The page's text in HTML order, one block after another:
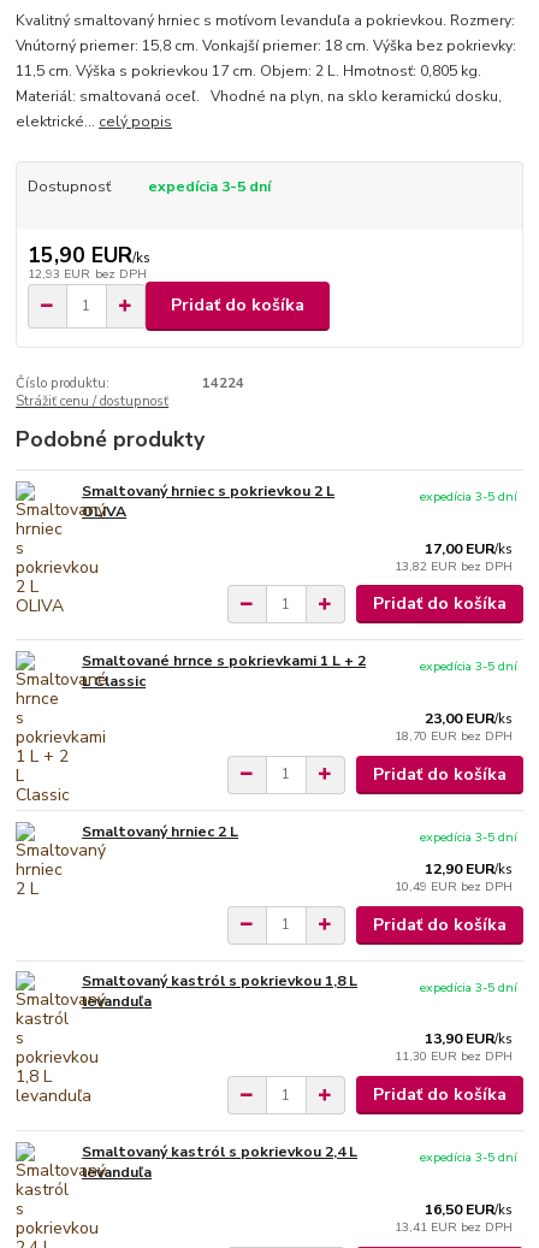
Kvalitný smaltovaný hrniec s motívom levanduľa a pokrievkou. Rozmery:
Vnútorný priemer: 15,8 cm. Vonkajší priemer: 18 cm. Výška bez pokrievky:
11,5 cm. Výška s pokrievkou 17 cm. Objem: 2 L. Hmotnosť: 0,805 kg.
Materiál: smaltovaná oceľ. Vhodné na plyn, na sklo keramickú dosku,
elektrické... celý popis
Dostupnosť expedícia 3-5 dní
15,90 EUR/ks
12,93 EUR bez DPH
Pridať do košíka
Číslo produktu:
14224
Strážiť cenu / dostupnosť
Podobné produkty
Smaltovaný hrniec s pokrievkou 2 L
OLIVA
17,00 EUR/ks
13,82 EUR bez DPH
expedícia 3-5 dní
Pridať do košíka
Smaltované hrnce s pokrievkami 1 L + 2
L Classic
23,00 EUR/ks
18,70 EUR bez DPH
expedícia 3-5 dní
Pridať do košíka
Smaltovaný hrniec 2 L
12,90 EUR/ks
10,49 EUR bez DPH
expedícia 3-5 dní
Pridať do košíka
Smaltovaný kastról s pokrievkou 1,8 L
levanduľa
13,90 EUR/ks
11,30 EUR bez DPH
expedícia 3-5 dní
Pridať do košíka
Smaltovaný kastról s pokrievkou 2,4 L
levanduľa
16,50 EUR/ks
13,41 EUR bez DPH
expedícia 3-5 dní